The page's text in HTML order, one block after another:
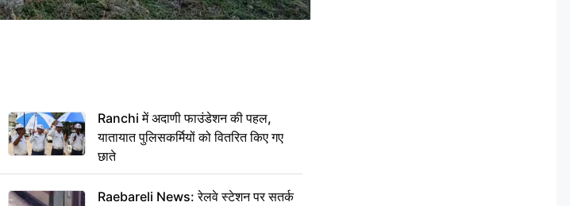
Ranchi में अदाणी फाउंडेशन की पहल,
यातायात पुलिसकर्मियों को वितरित किए गए
छाते
Raebareli News: रेलवे स्टेशन पर सतर्क